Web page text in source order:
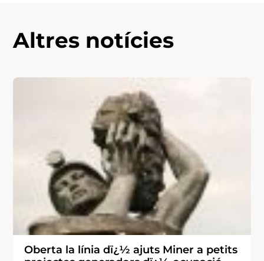
Altres notícies
Oberta la línia dï¿½ ajuts Miner a petits